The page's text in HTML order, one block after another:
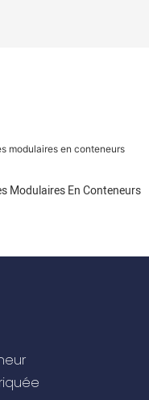
Modulaires En Conteneurs